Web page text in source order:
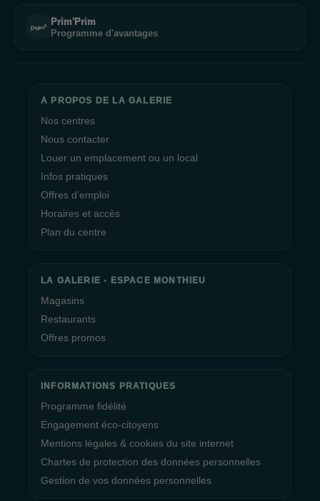
Prim'Prim
Programme d'avantages
A PROPOS DE LA GALERIE
Nos centres
Nous contacter
Louer un emplacement ou un local
Infos pratiques
Offres d’emploi
Horaires et accès
Plan du centre
LA GALERIE - ESPACE MONTHIEU
Magasins
Restaurants
Offres promos
INFORMATIONS PRATIQUES
Programme fidélité
Engagement éco-citoyens
Mentions légales & cookies du site internet
Chartes de protection des données personnelles
Gestion de vos données personnelles